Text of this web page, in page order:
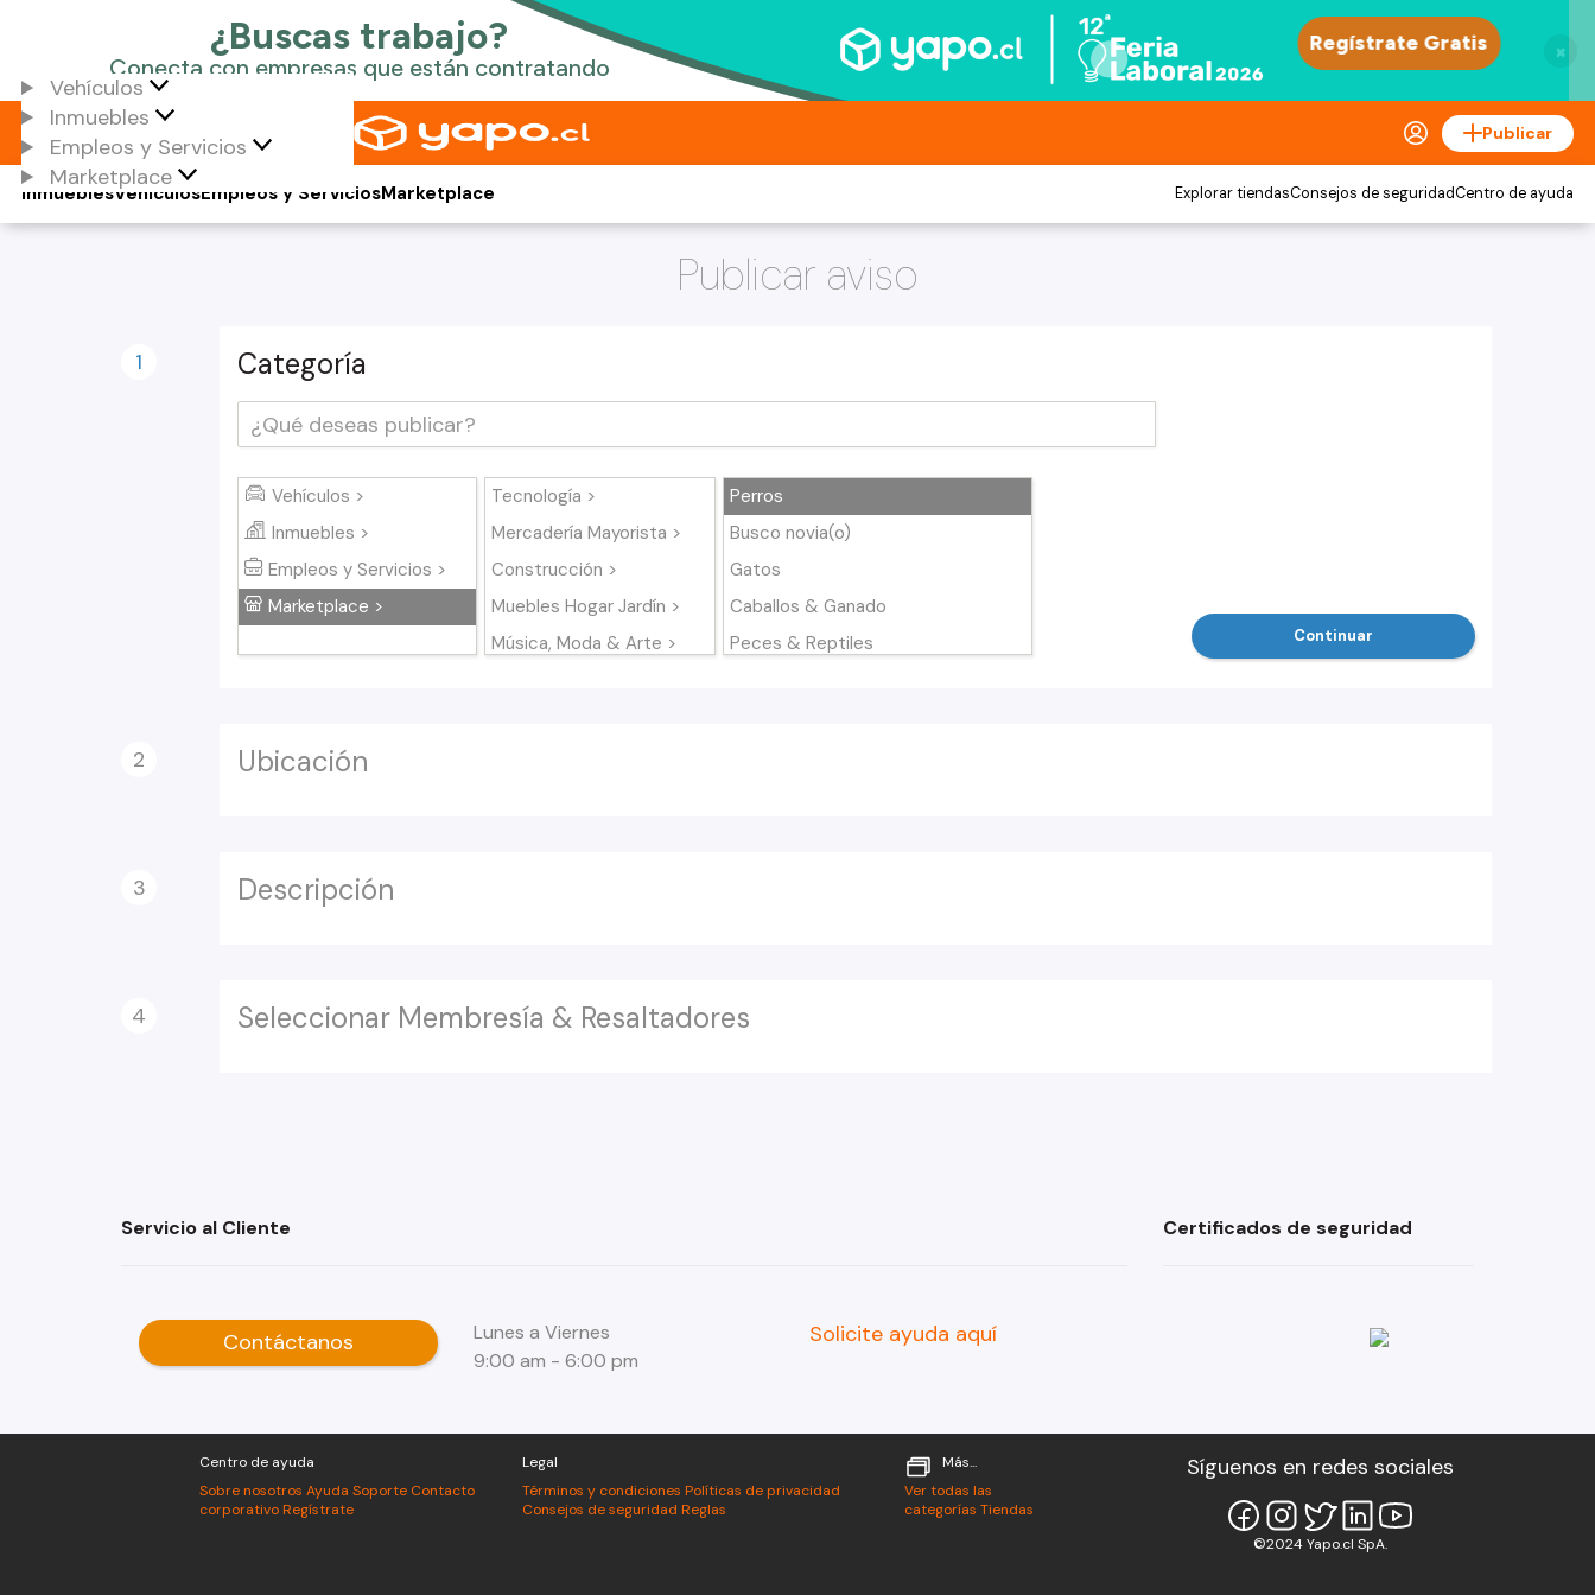
×
Vehículos
Inmuebles
Empleos y Servicios
Marketplace
Publicar
Vehículos
Inmuebles Empleos y ServiciosMarketplace Explorar tiendasConsejos de seguridadCentro de ayuda
Publicar aviso
1 Categoría
Vehículos >
Inmuebles >
Empleos y Servicios >
Marketplace >
Tecnología >
Mercadería Mayorista >
Construcción >
Muebles Hogar Jardín >
Música, Moda & Arte >
Perros
Busco novia(o)
Gatos
Caballos & Ganado
Peces & Reptiles
2 Ubicación
3 Descripción
4 Seleccionar Membresía & Resaltadores
Servicio al Cliente
Contáctanos
Lunes a Viernes
9:00 am - 6:00 pm
Solicite ayuda aquí
Certificados de seguridad
Centro de ayuda
Sobre nosotros Ayuda Soporte Contacto
corporativo Regístrate
Legal
Términos y condiciones Políticas de privacidad
Consejos de seguridad Reglas
Más...
Ver todas las
categorías Tiendas
Síguenos en redes sociales
©2024 Yapo.cl SpA.